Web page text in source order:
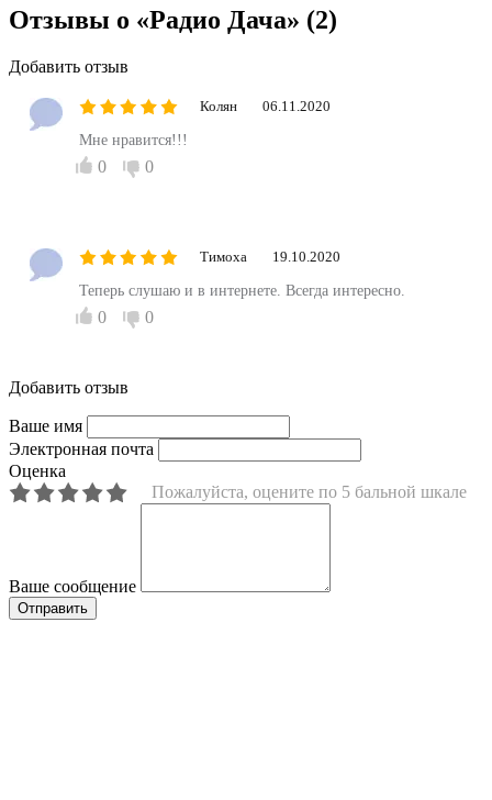
Отзывы о «Радио Дача» (2)
Добавить отзыв
Колян 06.11.2020
Мне нравится!!!
0 0
Тимоха 19.10.2020
Теперь слушаю и в интернете. Всегда интересно.
0 0
Добавить отзыв
Ваше имя
Электронная почта
Оценка
Пожалуйста, оцените по 5 бальной шкале
Ваше сообщение